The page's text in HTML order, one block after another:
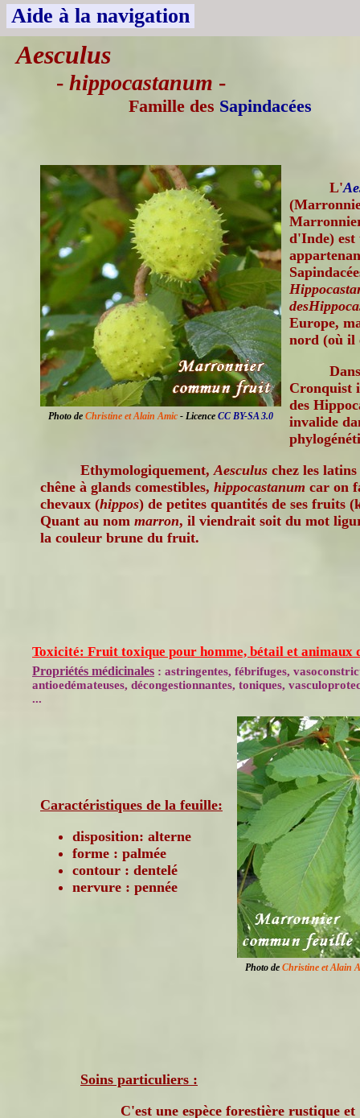
Aide à la navigation
Aesculus
- hippocastanum -
Famille des Sapindacées
Photo de Christine et Alain Amic - Licence CC BY-SA 3.0
L'
d'Inde) est
Europe,
nord (où il
Cronquist
des
invalide
Ethymologiquement,Aesculus chez les
chêne à glands comestibles, hippocastanum car on
chevaux (hippos) de petites quantités de ses fruits
Quant au nom marron, il viendrait soit du mot
la couleur brune du fruit.
Toxicité: Fruit toxique pour homme, bétail et animaux
Propriétés médicinales : astringentes, fébrifuges,
antioedémateuses, décongestionnantes, toniques,
...
Photo de Christine et Alain
Caractéristiques de la feuille:
disposition: alterne
forme : palmée
contour : dentelé
nervure : pennée
Soins particuliers :
C'est une espèce forestière rustique et